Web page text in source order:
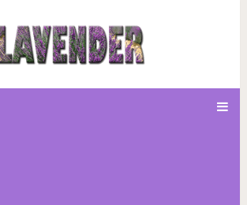
Кажется, я сделал что-то не
у которых всё